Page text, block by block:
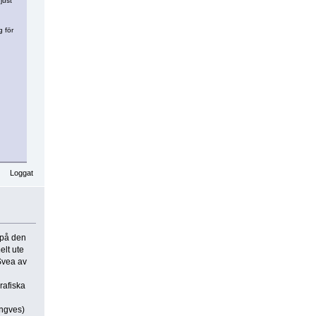
för
Loggat
den
ute
av